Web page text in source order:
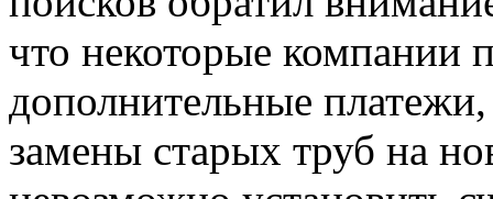
что некоторые компании
дополнительные
замены старых труб на